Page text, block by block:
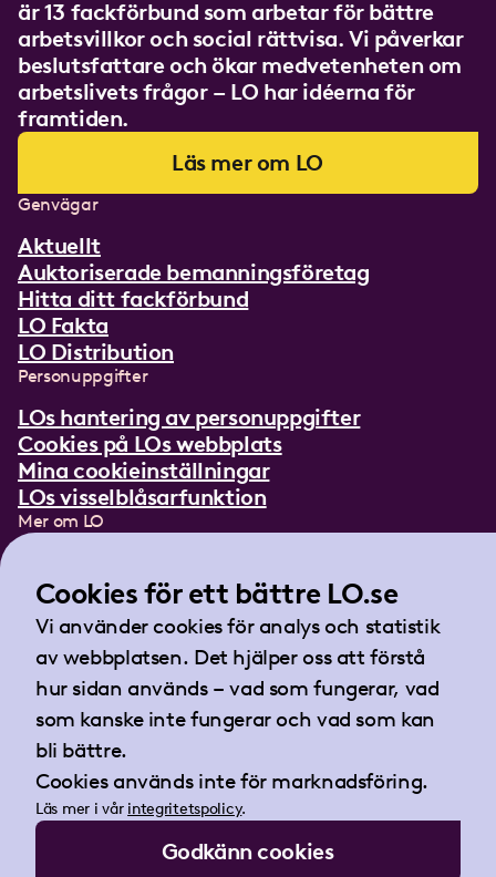
är 13 fackförbund som arbetar för bättre
arbetsvillkor och social rättvisa. Vi påverkar
beslutsfattare och ökar medvetenheten om
arbetslivets frågor – LO har idéerna för
framtiden.
Läs mer om LO
Genvägar
Aktuellt
Auktoriserade bemanningsföretag
Hitta ditt fackförbund
LO Fakta
LO Distribution
Personuppgifter
LOs hantering av personuppgifter
Cookies på LOs webbplats
Mina cookieinställningar
LOs visselblåsarfunktion
Mer om LO
Lättläst om LO
Teckenspråksfilm
Tidningen Arbetet
Landsorganisationen i Sverige
Barnhusgatan 18
105 53 Stockholm
Tel:08-796 25 00
Fax:08-796 25 17
E-post:info@lo.se
Org.nr 802001-9769
Cookies för ett bättre LO.se
Vi använder cookies för analys och statistik
av webbplatsen. Det hjälper oss att förstå
hur sidan används – vad som fungerar, vad
som kanske inte fungerar och vad som kan
bli bättre.
Cookies används inte för marknadsföring.
Läs mer i vår integritetspolicy.
Godkänn cookies